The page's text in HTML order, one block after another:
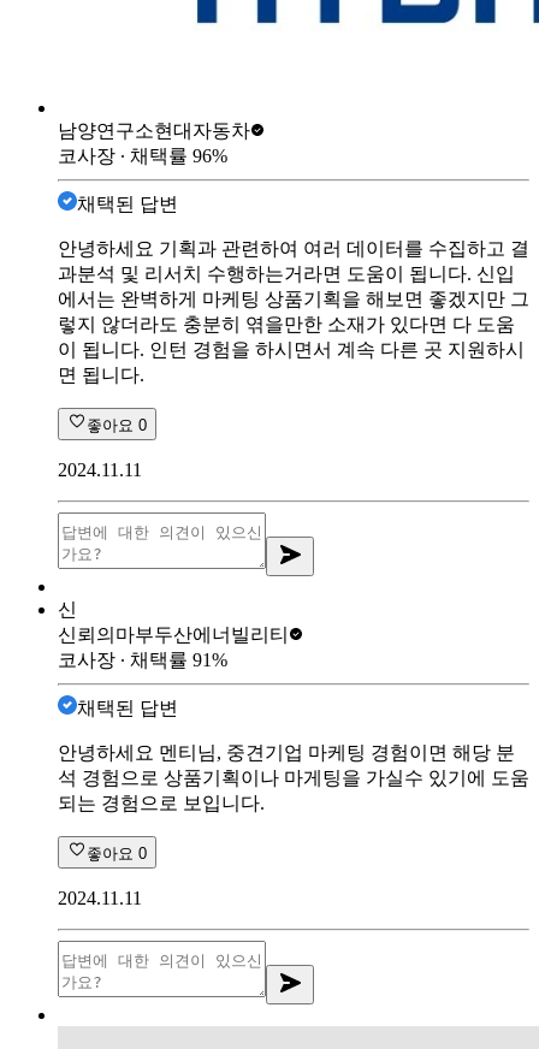
남양연구소현대자동차
코사장 ∙ 채택률 96%
채택된 답변
안녕하세요 기획과 관련하여 여러 데이터를 수집하고 결
과분석 및 리서치 수행하는거라면 도움이 됩니다. 신입
에서는 완벽하게 마케팅 상품기획을 해보면 좋겠지만 그
렇지 않더라도 충분히 엮을만한 소재가 있다면 다 도움
이 됩니다. 인턴 경험을 하시면서 계속 다른 곳 지원하시
면 됩니다.
좋아요 0
2024.11.11
신
신뢰의마부두산에너빌리티
코사장 ∙ 채택률 91%
채택된 답변
안녕하세요 멘티님, 중견기업 마케팅 경험이면 해당 분
석 경험으로 상품기획이나 마게팅을 가실수 있기에 도움
되는 경험으로 보입니다.
좋아요 0
2024.11.11